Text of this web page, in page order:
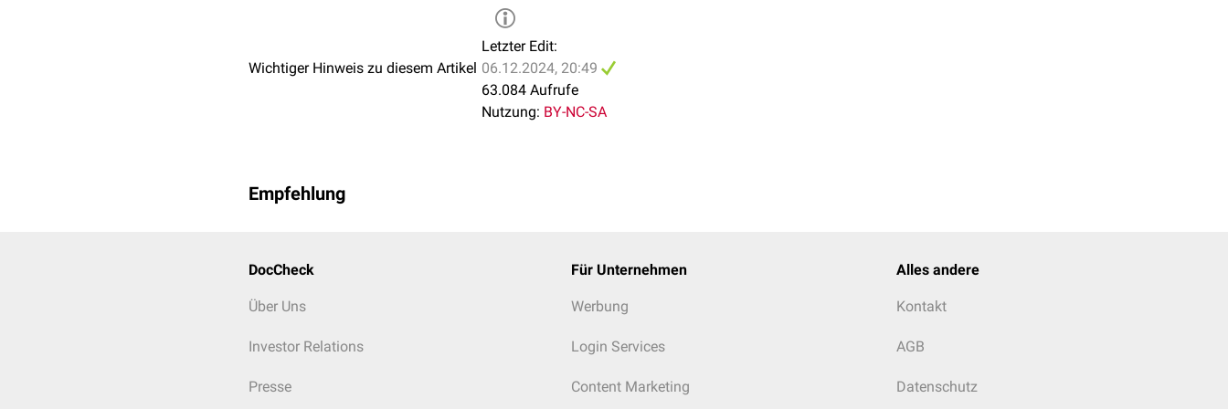
Wichtiger Hinweis zu diesem Artikel
Letzter Edit:
06.12.2024, 20:49
63.084 Aufrufe
Nutzung: BY-NC-SA
Empfehlung
DocCheck
Über Uns
Investor Relations
Presse
Für Unternehmen
Werbung
Login Services
Content Marketing
Alles andere
Kontakt
AGB
Datenschutz